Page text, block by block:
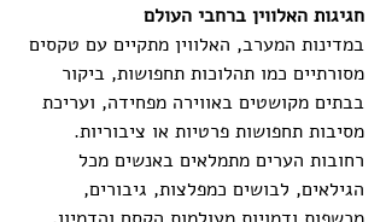
חגיגות האלווין ברחבי העולם
במדינות המערב, האלווין מתקיים עם טקסים
מסורתיים כמו תהלוכות תחפושות, ביקור
בבתים מקושטים באווירה מפחידה, ועריכת
מסיבות תחפושות פרטיות או ציבוריות.
רחובות הערים מתמלאים באנשים מכל
הגילאים, לבושים כמפלצות, גיבורים,